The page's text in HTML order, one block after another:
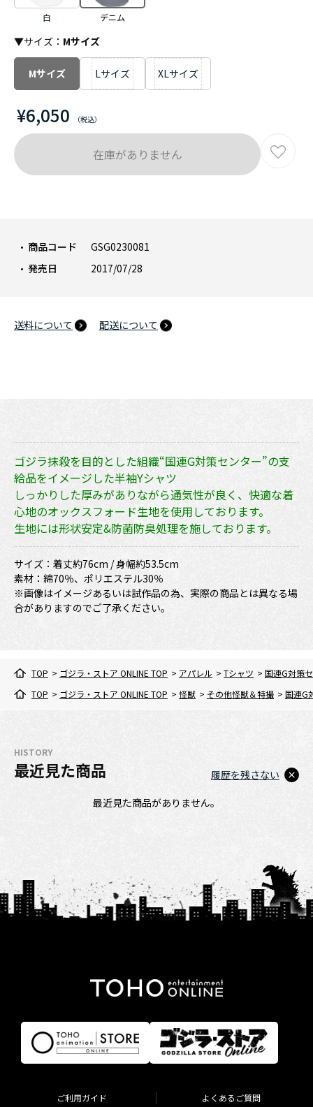
¥6,050
商品コード
GSG0230081
発売日
2017/07/28
送料について 配送について
白 デニム
▼サイズ： Mサイズ
Mサイズ Lサイズ XLサイズ
在庫がありません
ゴジラ抹殺を目的とした組織“国連G対策センター”の支
給品をイメージした半袖Yシャツ
しっかりした厚みがありながら通気性が良く、快適な着
心地のオックスフォード生地を使用しております。
生地には形状安定&防菌防臭処理を施しております。
サイズ：着丈約76cm / 身幅約53.5cm
素材：綿70％、ポリエステル30％
※画像はイメージあるいは試作品の為、実際の商品とは異なる場
合がありますのでご了承ください。
TOP > ゴジラ・ストア ONLINE TOP > アパレル > Tシャツ > 国連G対策
TOP > ゴジラ・ストア ONLINE TOP > 怪獣 > その他怪獣＆特撮 > 国連G
HISTORY
最近見た商品
最近見た商品がありません。
履歴を残さない
ご利用ガイド よくあるご質問